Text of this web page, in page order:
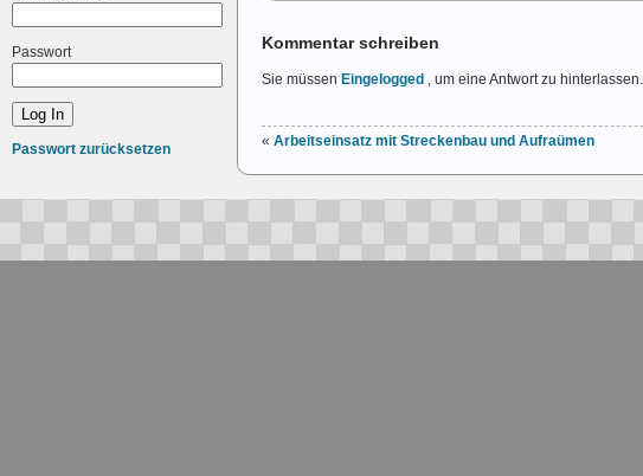
Passwort
Passwort zurücksetzen
Kommentar schreiben
Sie müssen Eingelogged , um eine Antwort zu hinterlassen.
« Arbeitseinsatz mit Streckenbau und Aufraümen